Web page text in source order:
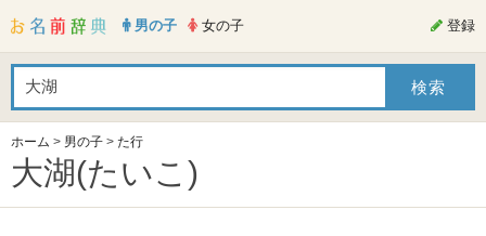
男の子 女の子 登録
ホーム > 男の子 > た行
大湖(たいこ)